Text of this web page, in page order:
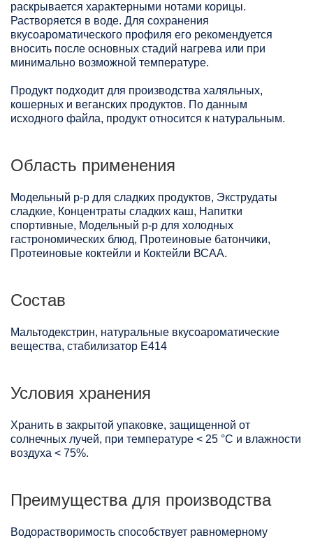
раскрывается характерными нотами корицы.
Растворяется в воде. Для сохранения
вкусоароматического профиля его рекомендуется
вносить после основных стадий нагрева или при
минимально возможной температуре.
Продукт подходит для производства халяльных,
кошерных и веганских продуктов. По данным
исходного файла, продукт относится к натуральным.
Область применения
Модельный р-р для сладких продуктов, Экструдаты
сладкие, Концентраты сладких каш, Напитки
спортивные, Модельный р-р для холодных
гастрономических блюд, Протеиновые батончики,
Протеиновые коктейли и Коктейли ВСАА.
Состав
Мальтодекстрин, натуральные вкусоароматические
вещества, стабилизатор Е414
Условия хранения
Хранить в закрытой упаковке, защищенной от
солнечных лучей, при температуре < 25 °C и влажности
воздуха < 75%.
Преимущества для производства
Водорастворимость способствует равномерному